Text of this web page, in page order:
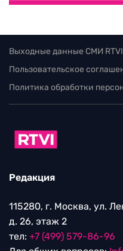
Выходные данные СМИ RTVI
Пользовательское
Политика обработки
Редакция
115280, г. Москва, ул.
д. 26, этаж 2
тел: +7 (499) 579-86-96